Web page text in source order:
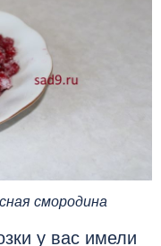
смородина
у вас имели